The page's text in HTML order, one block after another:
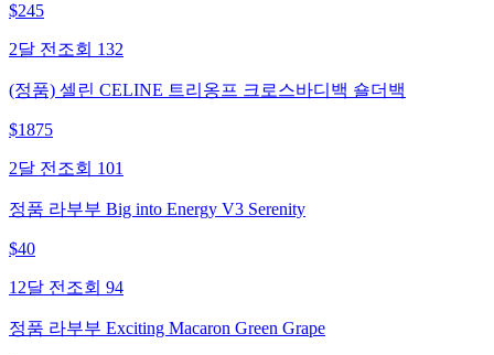
$245
2달 전 조회 132
(정품) 셀린 CELINE 트리옹프 크로스바디백 숄더백
$1875
2달 전 조회 101
정품 라부부 Big into Energy V3 Serenity
$40
12달 전 조회 94
정품 라부부 Exciting Macaron Green Grape